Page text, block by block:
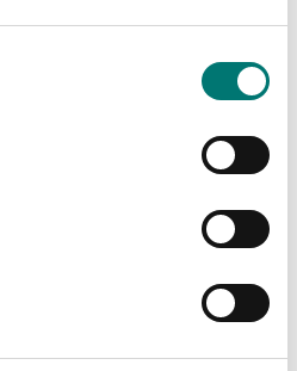
Stål
-45° - 60° C
Ladda ner
Ladda ner